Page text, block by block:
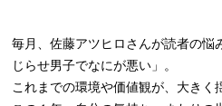
毎月、佐藤アツヒロさんが読者の悩
じらせ男子でなにが悪い」。
これまでの環境や価値観が、大きく